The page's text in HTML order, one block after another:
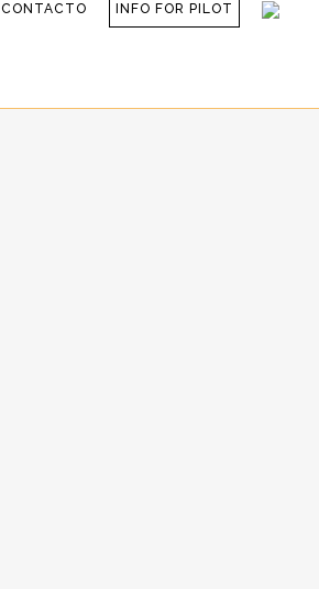
CONTACTO INFO FOR PILOT